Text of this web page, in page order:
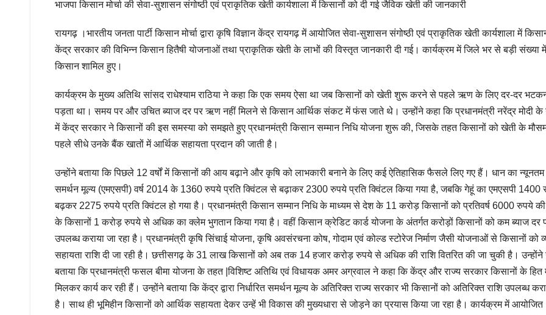
भाजपा किसान मोर्चा की सेवा-सुशासन संगोष्ठी एवं प्राकृतिक खेती कार्यशाला में किसानों को दी गई जैविक खेती की जानकारी
रायगढ़ ।भारतीय जनता पार्टी किसान मोर्चा द्वारा कृषि विज्ञान केंद्र रायगढ़ में आयोजित सेवा-सुशासन संगोष्ठी एवं प्राकृतिक खेती कार्यशाला में
केंद्र सरकार की विभिन्न किसान हितैषी योजनाओं तथा प्राकृतिक खेती के लाभों की विस्तृत जानकारी दी गई। कार्यक्रम में जिले भर से बड़ी संख्या में
किसान शामिल हुए।
कार्यक्रम के मुख्य अतिथि सांसद राधेश्याम राठिया ने कहा कि एक समय ऐसा था जब किसानों को खेती शुरू करने से पहले ऋण के लिए दर-दर
पड़ता था। समय पर और उचित ब्याज दर पर ऋण नहीं मिलने से किसान आर्थिक संकट में फंस जाते थे। उन्होंने कहा कि प्रधानमंत्री नरेंद्र मोदी के
में केंद्र सरकार ने किसानों की इस समस्या को समझते हुए प्रधानमंत्री किसान सम्मान निधि योजना शुरू की, जिसके तहत किसानों को खेती के
पहले सीधे उनके बैंक खातों में आर्थिक सहायता प्रदान की जाती है।
उन्होंने बताया कि पिछले 12 वर्षों में किसानों की आय बढ़ाने और कृषि को लाभकारी बनाने के लिए कई ऐतिहासिक फैसले लिए गए हैं। धान का न्यूनतम
समर्थन मूल्य (एमएसपी) वर्ष 2014 के 1360 रुपये प्रति क्विंटल से बढ़ाकर 2300 रुपये प्रति क्विंटल किया गया है, जबकि गेहूं का एमएसपी 1400
बढ़कर 2275 रुपये प्रति क्विंटल हो गया है। प्रधानमंत्री किसान सम्मान निधि के माध्यम से देश के 11 करोड़ किसानों को प्रतिवर्ष 6000 रुपये
के किसानों 1 करोड़ रुपये से अधिक का क्लेम भुगतान किया गया है। वहीं किसान क्रेडिट कार्ड योजना के अंतर्गत करोड़ों किसानों को कम ब्याज
उपलब्ध कराया जा रहा है। प्रधानमंत्री कृषि सिंचाई योजना, कृषि अवसंरचना कोष, गोदाम एवं कोल्ड स्टोरेज निर्माण जैसी योजनाओं से किसानों को
सहायता राशि दी जा रही है। छत्तीसगढ़ के 31 लाख किसानों को अब तक 14 हजार करोड़ रुपये से अधिक की राशि वितरित की जा चुकी है। उन्होंने
बताया कि प्रधानमंत्री फसल बीमा योजना के तहत |विशिष्ट अतिथि एवं विधायक अमर अग्रवाल ने कहा कि केंद्र और राज्य सरकार किसानों के हित
मिलकर कार्य कर रही हैं। उन्होंने बताया कि केंद्र द्वारा निर्धारित समर्थन मूल्य के अतिरिक्त राज्य सरकार भी किसानों को अतिरिक्त राशि उपलब्ध
है। साथ ही भूमिहीन किसानों को आर्थिक सहायता देकर उन्हें भी विकास की मुख्यधारा से जोड़ने का प्रयास किया जा रहा है। कार्यक्रम में आयोजित